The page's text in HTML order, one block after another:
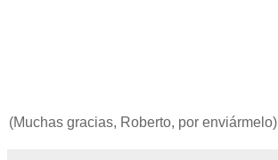
(Muchas gracias, Roberto, por enviármelo)